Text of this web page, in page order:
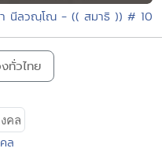
นีลวณฺโณ - (( สมาธิ )) # 10
ทั่วไทย
ล